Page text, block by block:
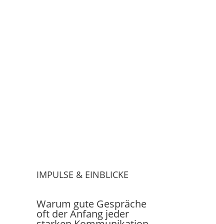
IMPULSE & EINBLICKE
Warum gute Gespräche
oft der Anfang jeder